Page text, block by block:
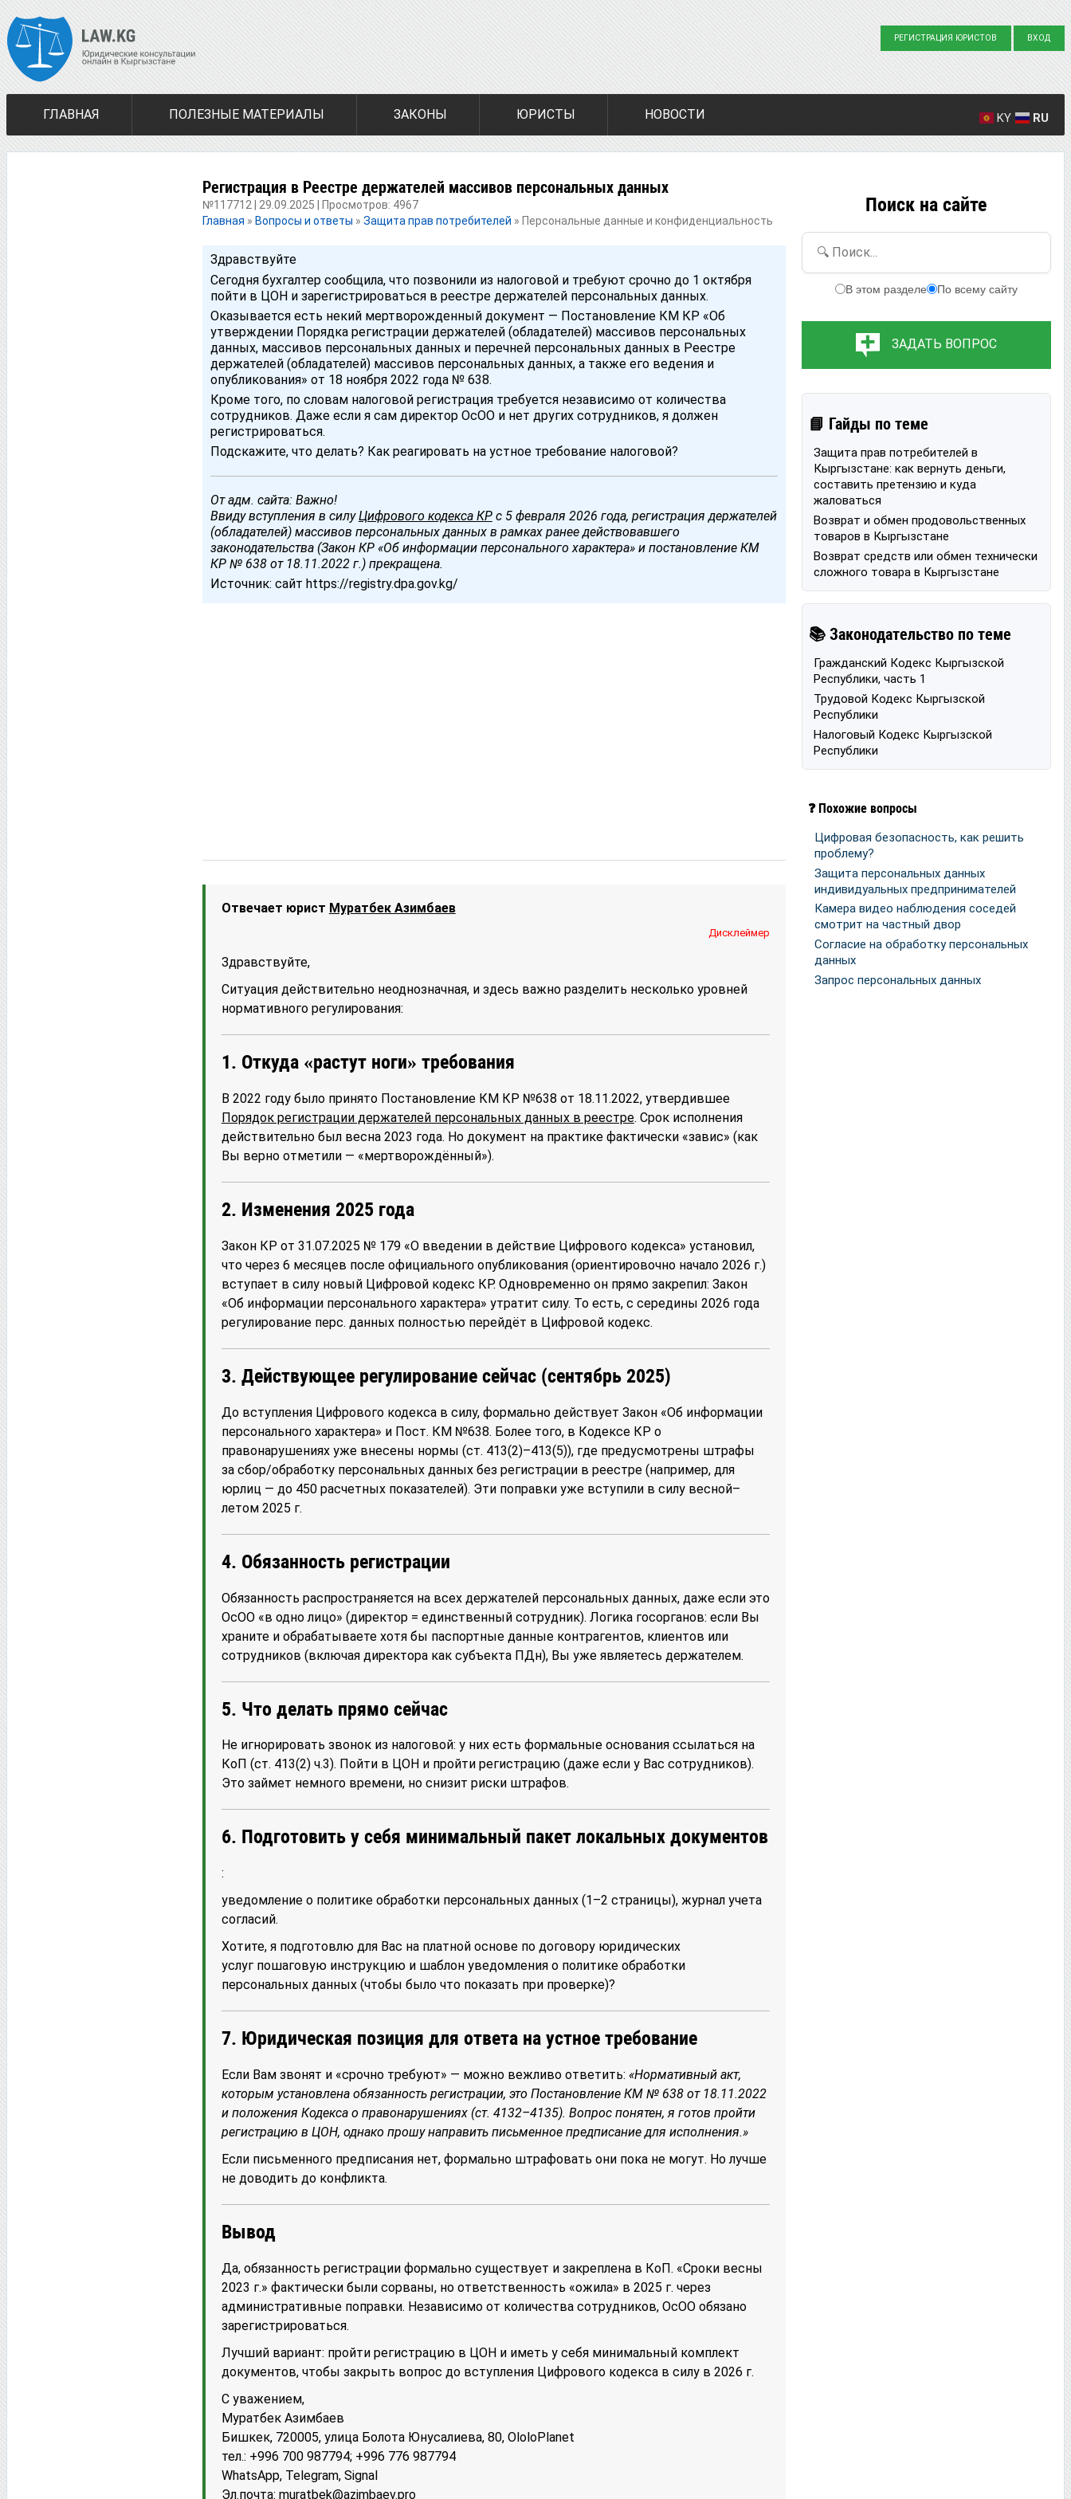
РЕГИСТРАЦИЯ ЮРИСТОВ ВХОД
ГЛАВНАЯ ПОЛЕЗНЫЕ МАТЕРИАЛЫ ЗАКОНЫ ЮРИСТЫ НОВОСТИ KY RU
Регистрация в Реестре держателей массивов персональных данных
№117712 | 29.09.2025 | Просмотров: 4967
Главная » Вопросы и ответы » Защита прав потребителей » Персональные данные и конфиденциальность
Здравствуйте
Сегодня бухгалтер сообщила, что позвонили из налоговой и требуют срочно до 1 октября
пойти в ЦОН и зарегистрироваться в реестре держателей персональных данных.
Оказывается есть некий мертворожденный документ — Постановление КМ КР «Об
утверждении Порядка регистрации держателей (обладателей) массивов персональных
данных, массивов персональных данных и перечней персональных данных в Реестре
держателей (обладателей) массивов персональных данных, а также его ведения и
опубликования» от 18 ноября 2022 года № 638.
Кроме того, по словам налоговой регистрация требуется независимо от количества
сотрудников. Даже если я сам директор ОсОО и нет других сотрудников, я должен
регистрироваться.
Подскажите, что делать? Как реагировать на устное требование налоговой?
От адм. сайта: Важно!
Ввиду вступления в силуЦифрового кодекса КРс 5 февраля 2026 года, регистрация держателей
(обладателей) массивов персональных данных в рамках ранее действовавшего
законодательства (Закон КР «Об информации персонального характера» и постановление КМ
КР № 638 от 18.11.2022 г.) прекращена.
Источник: сайт httрs://registry.dpa.gov.kg/
Отвечает юрист Муратбек Азимбаев
Дисклеймер
Здравствуйте,
Ситуация действительно неоднозначная, и здесь важно разделить несколько уровней
нормативного регулирования:
1. Откуда «растут ноги» требования
В 2022 году было принято Постановление КМ КР №638 от 18.11.2022, утвердившее
Порядок регистрации держателей персональных данных в реестре. Срок исполнения
действительно был весна 2023 года. Но документ на практике фактически «завис» (как
Вы верно отметили — «мертворождённый»).
2. Изменения 2025 года
Закон КР от 31.07.2025 № 179 «О введении в действие Цифрового кодекса» установил,
что через 6 месяцев после официального опубликования (ориентировочно начало 2026 г.)
вступает в силу новый Цифровой кодекс КР. Одновременно он прямо закрепил: Закон
«Об информации персонального характера» утратит силу. То есть, с середины 2026 года
регулирование перс. данных полностью перейдёт в Цифровой кодекс.
3. Действующее регулирование сейчас (сентябрь 2025)
До вступления Цифрового кодекса в силу, формально действует Закон «Об информации
персонального характера» и Пост. КМ №638. Более того, в Кодексе КР о
правонарушениях уже внесены нормы (ст. 413(2)–413(5)), где предусмотрены штрафы
за сбор/обработку персональных данных без регистрации в реестре (например, для
юрлиц — до 450 расчетных показателей). Эти поправки уже вступили в силу весной–
летом 2025 г.
4. Обязанность регистрации
Обязанность распространяется на всех держателей персональных данных, даже если это
ОсОО «в одно лицо» (директор = единственный сотрудник). Логика госорганов: если Вы
храните и обрабатываете хотя бы паспортные данные контрагентов, клиентов или
сотрудников (включая директора как субъекта ПДн), Вы уже являетесь держателем.
5. Что делать прямо сейчас
Не игнорировать звонок из налоговой: у них есть формальные основания ссылаться на
КоП (ст. 413(2) ч.3). Пойти в ЦОН и пройти регистрацию (даже если у Вас сотрудников).
Это займет немного времени, но снизит риски штрафов.
6. Подготовить у себя минимальный пакет локальных документов
:
уведомление о политике обработки персональных данных (1–2 страницы), журнал учета
согласий.
Хотите, я подготовлю для Вас на платной основе по договору юридических
услуг пошаговую инструкцию и шаблон уведомления о политике обработки
персональных данных (чтобы было что показать при проверке)?
7. Юридическая позиция для ответа на устное требование
Если Вам звонят и «срочно требуют» — можно вежливо ответить: «Нормативный акт,
которым установлена обязанность регистрации, это Постановление КМ № 638 от 18.11.2022
и положения Кодекса о правонарушениях (ст. 4132–4135). Вопрос понятен, я готов пройти
регистрацию в ЦОН, однако прошу направить письменное предписание для исполнения.»
Если письменного предписания нет, формально штрафовать они пока не могут. Но лучше
не доводить до конфликта.
Вывод
Да, обязанность регистрации формально существует и закреплена в КоП. «Сроки весны
2023 г.» фактически были сорваны, но ответственность «ожила» в 2025 г. через
административные поправки. Независимо от количества сотрудников, ОсОО обязано
зарегистрироваться.
Лучший вариант: пройти регистрацию в ЦОН и иметь у себя минимальный комплект
документов, чтобы закрыть вопрос до вступления Цифрового кодекса в силу в 2026 г.
С уважением,
Муратбек Азимбаев
Бишкек, 720005, улица Болота Юнусалиева, 80, OloloPlanet
тел.: +996 700 987794; +996 776 987794
WhatsApp, Telegram, Signal
Эл.почта: muratbek@azimbaev.pro
Поиск на сайте
🔍 Поиск...
В этом разделе По всему сайту
ЗАДАТЬ ВОПРОС
📘 Гайды по теме
Защита прав потребителей в
Кыргызстане: как вернуть деньги,
составить претензию и куда
жаловаться
Возврат и обмен продовольственных
товаров в Кыргызстане
Возврат средств или обмен технически
сложного товара в Кыргызстане
📚 Законодательство по теме
Гражданский Кодекс Кыргызской
Республики, часть 1
Трудовой Кодекс Кыргызской
Республики
Налоговый Кодекс Кыргызской
Республики
❓ Похожие вопросы
Цифровая безопасность, как решить
проблему?
Защита персональных данных
индивидуальных предпринимателей
Камера видео наблюдения соседей
смотрит на частный двор
Согласие на обработку персональных
данных
Запрос персональных данных